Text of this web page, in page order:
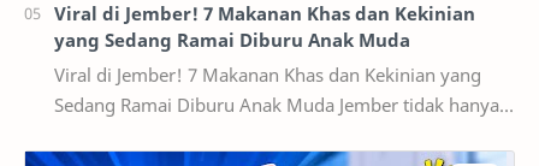
Viral di Jember! 7 Makanan Khas dan Kekinian
yang Sedang Ramai Diburu Anak Muda
Viral di Jember! 7 Makanan Khas dan Kekinian yang
Sedang Ramai Diburu Anak Muda Jember tidak hanya